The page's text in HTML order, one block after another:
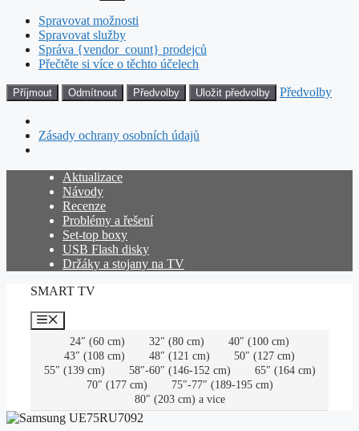
Spravovat možnosti
Spravovat služby
Správa {vendor_count} prodejců
Přečtěte si více o těchto účelech
Příjmout Odmítnout Předvolby Uložit předvolby Předvolby
Zásady ochrany osobních údajů
Přeskočit
Aktualizace
Návody
Recenze
Problémy a řešení
Set-top boxy
USB Flash disky
Držáky a stojany na TV
SMART TV
Menu
24″ (60 cm)
32″ (80 cm)
40″ (100 cm)
43″ (108 cm)
48″ (121 cm)
50″ (127 cm)
55″ (139 cm)
58″-60″ (146-152 cm)
65″ (164 cm)
70″ (177 cm)
75″-77″ (189-195 cm)
80″ (203 cm) a vice